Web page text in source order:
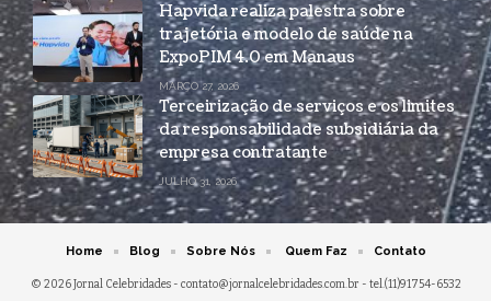
Hapvida realiza palestra sobre
trajetória e modelo de saúde na
ExpoPIM 4.0 em Manaus
MARÇO 27, 2026
Terceirização de serviços e os limites
da responsabilidade subsidiária da
empresa contratante
JULHO 31, 2026
© 2026 Jornal Celebridades - contato@jornalcelebridades.com.br - tel.(11)91754-6532
Home Blog Sobre Nós Quem Faz Contato